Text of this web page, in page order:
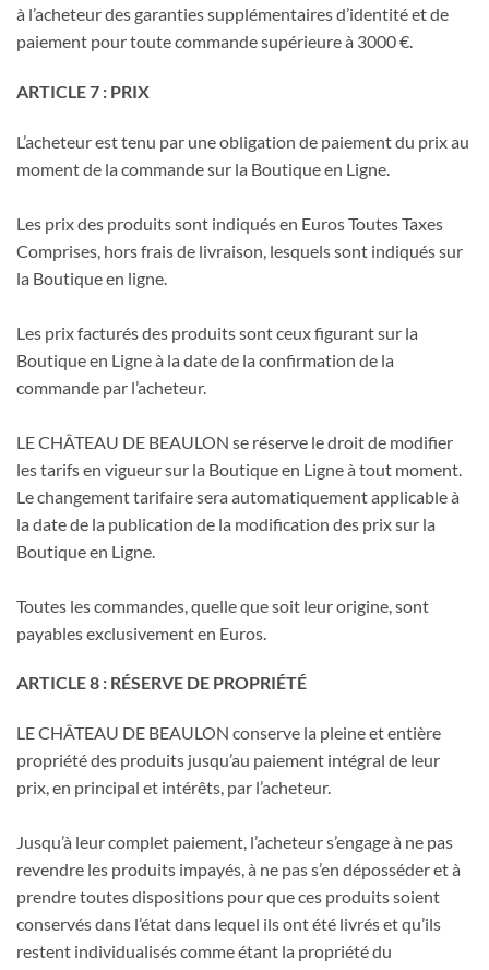
à l’acheteur des garanties supplémentaires d’identité et de
paiement pour toute commande supérieure à 3000 €.
ARTICLE 7 : PRIX
L’acheteur est tenu par une obligation de paiement du prix au
moment de la commande sur la Boutique en Ligne.
Les prix des produits sont indiqués en Euros Toutes Taxes
Comprises, hors frais de livraison, lesquels sont indiqués sur
la Boutique en ligne.
Les prix facturés des produits sont ceux figurant sur la
Boutique en Ligne à la date de la confirmation de la
commande par l’acheteur.
LE CHÂTEAU DE BEAULON se réserve le droit de modifier
les tarifs en vigueur sur la Boutique en Ligne à tout moment.
Le changement tarifaire sera automatiquement applicable à
la date de la publication de la modification des prix sur la
Boutique en Ligne.
Toutes les commandes, quelle que soit leur origine, sont
payables exclusivement en Euros.
ARTICLE 8 : RÉSERVE DE PROPRIÉTÉ
LE CHÂTEAU DE BEAULON conserve la pleine et entière
propriété des produits jusqu’au paiement intégral de leur
prix, en principal et intérêts, par l’acheteur.
Jusqu’à leur complet paiement, l’acheteur s’engage à ne pas
revendre les produits impayés, à ne pas s’en déposséder et à
prendre toutes dispositions pour que ces produits soient
conservés dans l’état dans lequel ils ont été livrés et qu’ils
restent individualisés comme étant la propriété du